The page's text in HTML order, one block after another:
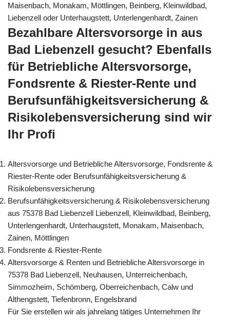
Maisenbach, Monakam, Möttlingen, Beinberg, Kleinwildbad,
Liebenzell oder Unterhaugstett, Unterlengenhardt, Zainen
Bezahlbare Altersvorsorge in aus
Bad Liebenzell gesucht? Ebenfalls
für Betriebliche Altersvorsorge,
Fondsrente & Riester-Rente und
Berufsunfähigkeitsversicherung &
Risikolebensversicherung sind wir
Ihr Profi
Altersvorsorge und Betriebliche Altersvorsorge, Fondsrente &
Riester-Rente oder Berufsunfähigkeitsversicherung &
Risikolebensversicherung
Berufsunfähigkeitsversicherung & Risikolebensversicherung
aus 75378 Bad Liebenzell Liebenzell, Kleinwildbad, Beinberg,
Unterlengenhardt, Unterhaugstett, Monakam, Maisenbach,
Zainen, Möttlingen
Fondsrente & Riester-Rente
Altersvorsorge & Renten und Betriebliche Altersvorsorge in
75378 Bad Liebenzell, Neuhausen, Unterreichenbach,
Simmozheim, Schömberg, Oberreichenbach, Calw und
Althengstett, Tiefenbronn, Engelsbrand
Für Sie erstellen wir als jahrelang tätiges Unternehmen Ihr